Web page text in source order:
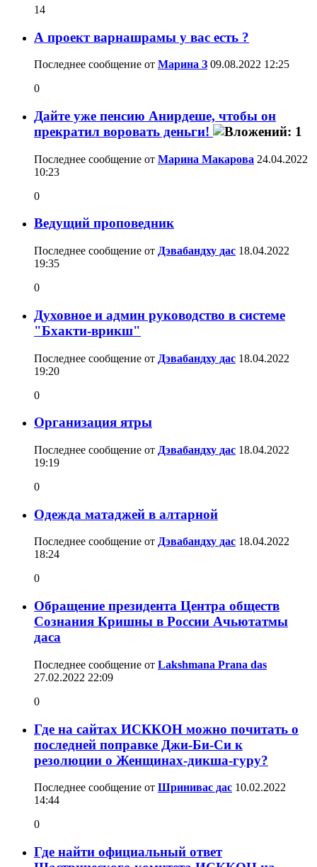
14
А проект варнашрамы у вас есть ?
Последнее сообщение от Марина З 09.08.2022 12:25
0
Дайте уже пенсию Анирдеше, чтобы он
прекратил воровать деньги!
Последнее сообщение от Марина Макарова 24.04.2022
10:23
0
Ведущий проповедник
Последнее сообщение от Дэвабандху дас 18.04.2022
19:35
0
Духовное и админ руководство в системе
"Бхакти-врикш"
Последнее сообщение от Дэвабандху дас 18.04.2022
19:20
0
Организация ятры
Последнее сообщение от Дэвабандху дас 18.04.2022
19:19
0
Одежда матаджей в алтарной
Последнее сообщение от Дэвабандху дас 18.04.2022
18:24
0
Обращение президента Центра обществ
Сознания Кришны в России Ачьютатмы
даса
Последнее сообщение от Lakshmana Prana das
27.02.2022 22:09
0
Где на сайтах ИСККОН можно почитать о
последней поправке Джи-Би-Си к
резолюции о Женщинах-дикша-гуру?
Последнее сообщение от Шринивас дас 10.02.2022
14:44
0
Где найти официальный ответ